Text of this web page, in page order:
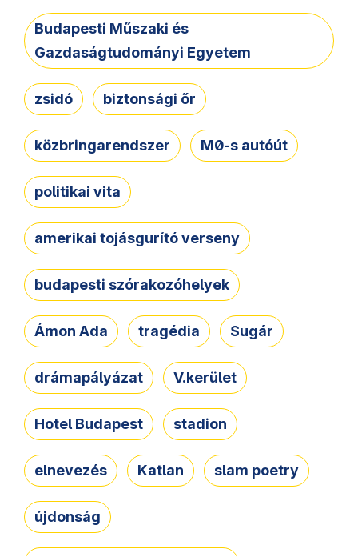
Budapesti Műszaki és
Gazdaságtudományi Egyetem
zsidó biztonsági őr
közbringarendszer M0-s autóút
politikai vita
amerikai tojásgurító verseny
budapesti szórakozóhelyek
Ámon Ada tragédia Sugár
drámapályázat V.kerület
Hotel Budapest stadion
elnevezés Katlan slam poetry
újdonság